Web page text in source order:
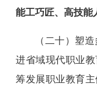
能工巧匠、高技能
（二十）塑
进省域现代职业
筹发展职业教育